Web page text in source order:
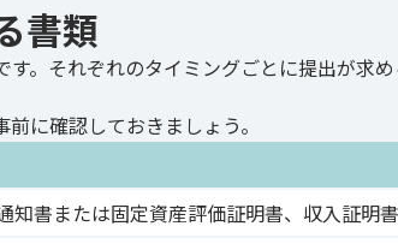
書類
。それぞれのタイミングごとに提出が求
に確認しておきましょう。
知書または固定資産評価証明書、収入証明書